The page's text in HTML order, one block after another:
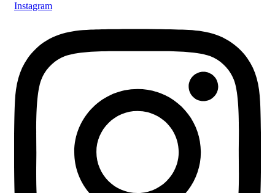
Instagram